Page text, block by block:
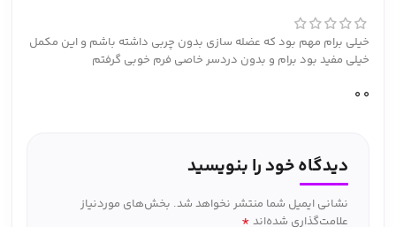
خیلی برام مهم بود که عضله سازی بدون چربی داشته باشم و این مکمل
خیلی مفید بود برام و بدون دردسر خاصی فرم خوبی گرفتم
0
0
دیدگاه خود را بنویسید
نشانی ایمیل شما منتشر نخواهد شد. بخش‌های موردنیاز
علامت‌گذاری شده‌اند *